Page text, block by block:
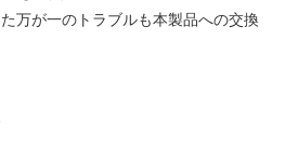
万が一のトラブルも本製品への交換